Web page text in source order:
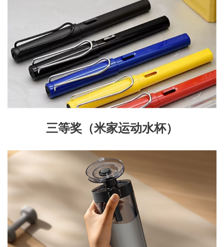
三等奖 （米家运动水杯）